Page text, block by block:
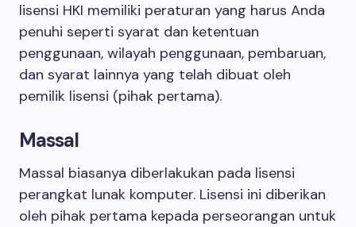
lisensi HKI memiliki peraturan yang harus Anda
penuhi seperti syarat dan ketentuan
penggunaan, wilayah penggunaan, pembaruan,
dan syarat lainnya yang telah dibuat oleh
pemilik lisensi (pihak pertama).
Massal
Massal biasanya diberlakukan pada lisensi
perangkat lunak komputer. Lisensi ini diberikan
oleh pihak pertama kepada perseorangan untuk